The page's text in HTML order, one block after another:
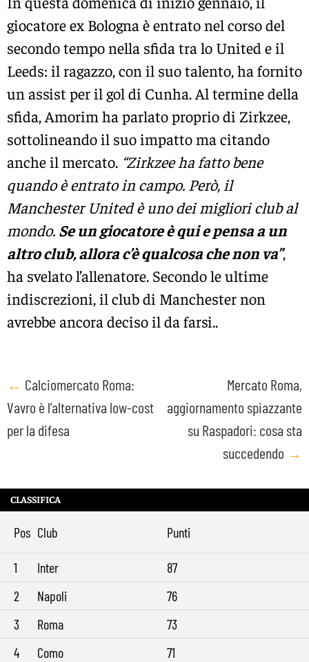
giocatore ex Bologna è entrato nel corso del
secondo tempo nella sfida tra lo United e il
Leeds: il ragazzo, con il suo talento, ha fornito
un assist per il gol di Cunha. Al termine della
sfida, Amorim ha parlato proprio di Zirkzee,
sottolineando il suo impatto ma citando
anche il mercato. “Zirkzee ha fatto bene
quando è entrato in campo. Però, il
Manchester United è uno dei migliori club al
mondo. Se un giocatore è qui e pensa a un
altro club, allora c’è qualcosa che non va”,
ha svelato l’allenatore. Secondo le ultime
indiscrezioni, il club di Manchester non
avrebbe ancora deciso il da farsi..
Post
navigation
← Calciomercato Roma:
Vavro è l’alternativa low-cost
per la difesa
Mercato Roma,
aggiornamento spiazzante
su Raspadori: cosa sta
succedendo →
CLASSIFICA
Pos Club Punti
1 Inter
87
2
Napoli
76
3
Roma
73
4
Como
71